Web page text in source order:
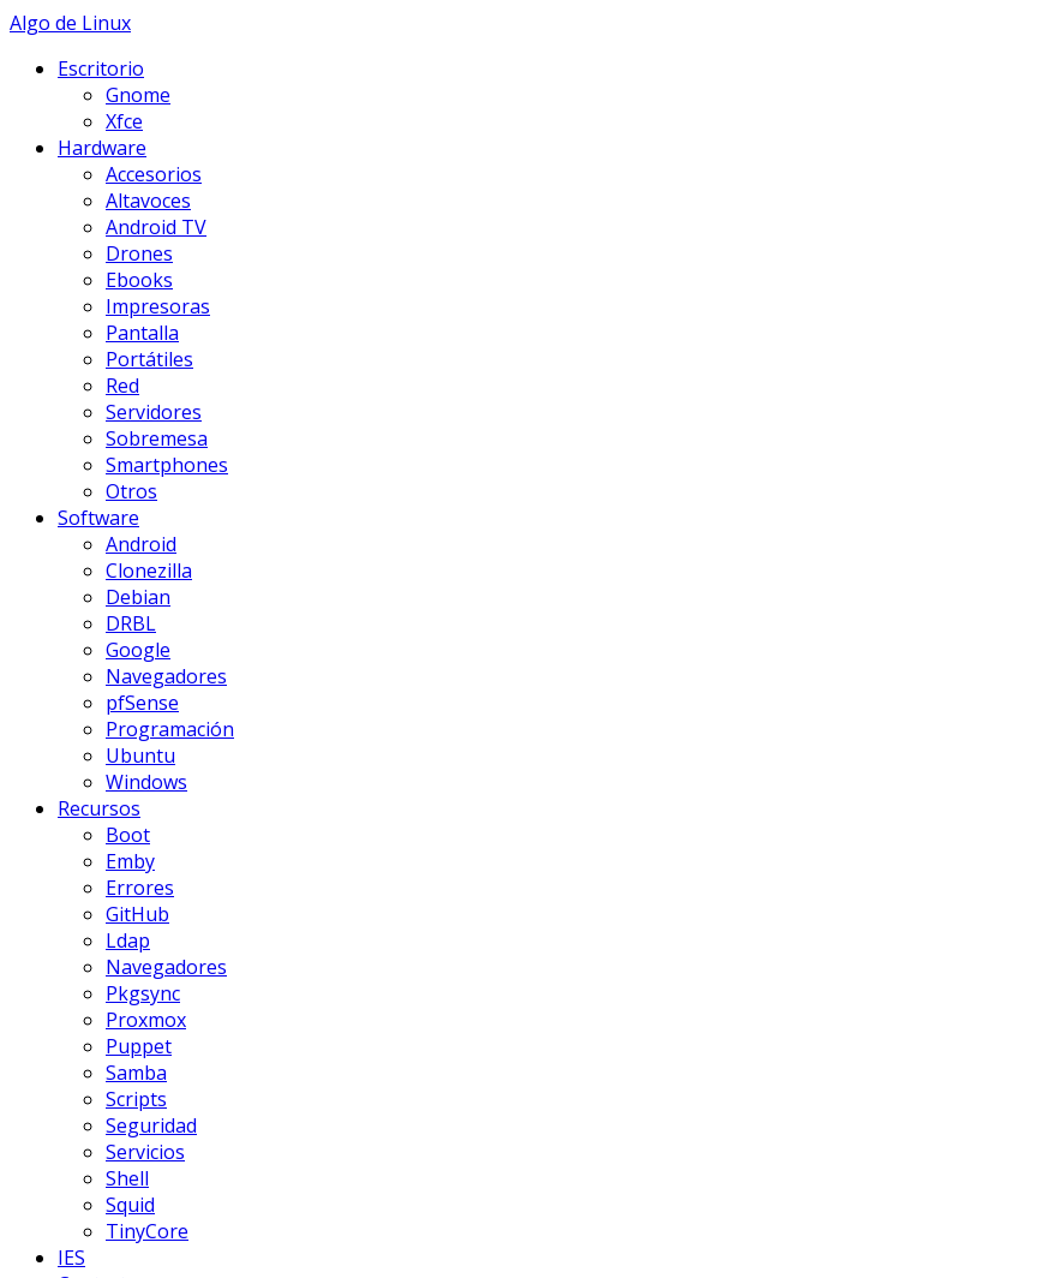
Skip
content
Algo de Linux
Escritorio
Gnome
Xfce
Hardware
Accesorios
Altavoces
Android TV
Drones
Ebooks
Impresoras
Pantalla
Portátiles
Red
Servidores
Sobremesa
Smartphones
Otros
Software
Android
Clonezilla
Debian
DRBL
Google
Navegadores
pfSense
Programación
Ubuntu
Windows
Recursos
Boot
Emby
Errores
GitHub
Ldap
Navegadores
Pkgsync
Proxmox
Puppet
Samba
Scripts
Seguridad
Servicios
Shell
Squid
TinyCore
IES